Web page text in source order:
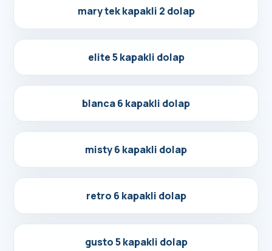
Detayları Gör
mary tek kapakli 2 dolap
Detayları Gör
elite 5 kapakli dolap
Detayları Gör
blanca 6 kapakli dolap
Detayları Gör
misty 6 kapakli dolap
Detayları Gör
retro 6 kapakli dolap
Detayları Gör
gusto 5 kapakli dolap